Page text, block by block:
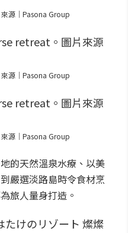
來源｜Pasona Group
來源｜Pasona Group
來源｜Pasona Group
的天然溫泉水療、以美
嚴選淡路島時令食材烹
旅人量身打造。